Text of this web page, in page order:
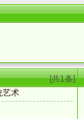
[共1条]
艺术